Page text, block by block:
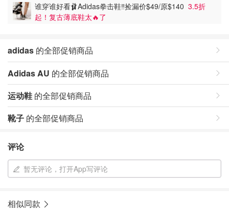
谁穿谁好看🩰Adidas拳击鞋‼️捡漏价$49/原$140 3.5折
起！复古薄底鞋太🔥了
adidas 的全部促销商品
Adidas AU 的全部促销商品
运动鞋 的全部促销商品
靴子 的全部促销商品
评论
暂无评论，打开App写评论
相似同款